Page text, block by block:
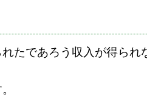
たであろう収入が得られ